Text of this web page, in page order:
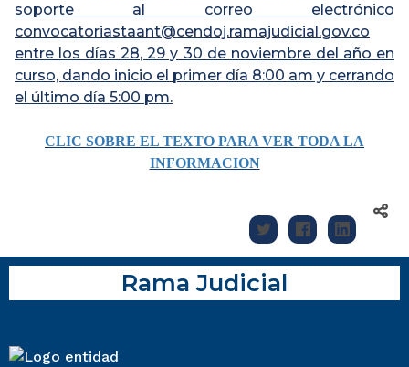
soporte al correo electrónico
convocatoriastaant@cendoj.ramajudicial.gov.co
entre los días 28, 29 y 30 de noviembre del año en
curso, dando inicio el primer día 8:00 am y cerrando
el último día 5:00 pm.
CLIC SOBRE EL TEXTO PARA VER TODA LA
INFORMACION
Rama Judicial